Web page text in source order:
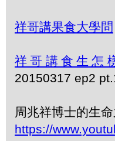
祥哥講果食大學問
祥哥講食生怎
20150317 ep2
周兆祥博士的生
https://